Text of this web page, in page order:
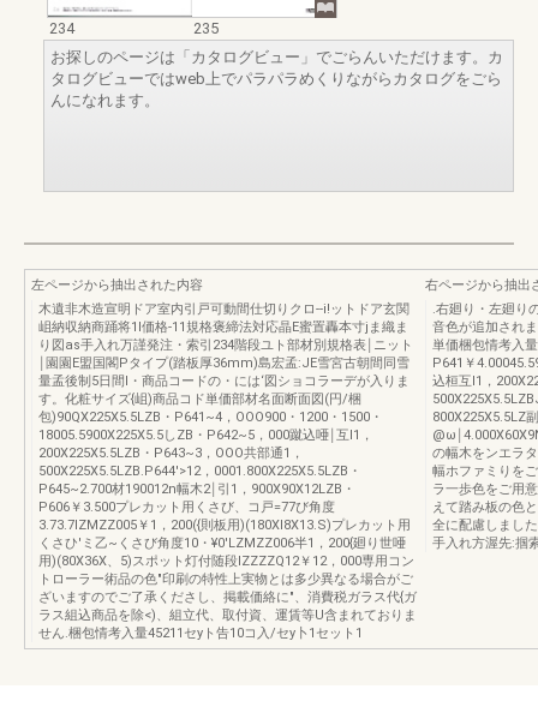
234
235
お探しのページは「カタログビュー」でごらんいただけます。カ
タログビューではweb上でパラパラめくりながらカタログをごら
んになれます。
左ページから抽出された内容
木遺非木造宣明ドア室内引戸可動間仕切りクロ--i!ットドア玄関
岨納収納商踊将1I価格-11規格褒締法対応晶E蜜置轟本寸jま織ま
り図as手入れ万謹発注・索引234階段ユト部材別規格表￨ニット
￨園園E盟国閣Pタイプ(踏板厚36mm)島宏孟:JE雪宮古朝間同雪
量孟後制5日間l・商品コードの・には‘図ショコラーデが入りま
す。化粧サイズ{岨)商品コド単価部材名面断面図(円/梱
包)90QX225X5.5LZB・P641~4，OOO900・1200・1500・
18005.5900X225X5.5しZB・P642~5，000蹴込唖￨互l1，
200X225X5.5LZB・P643~3，OOO共部通1，
500X225X5.5LZB.P644'>12，0001.800X225X5.5LZB・
P645~2.700材190012n幅木2￨引1，900X90X12LZB・
P606￥3.500プレカット用くさび、コ戸=77び角度
3.73.7lZMZZ005￥1，200({則板用)(180XI8X13.S)プレカット用
くさひ'ミ乙~くさび角度10・¥0'LZMZZ006半1，200{廻り世唖
用)(80X36X、5)スポット灯付随段lZZZZQ12￥12，000専用コン
トローラー術品の色"印刷の特性上実物とは多少異なる場合がご
ざいますのでご了承くださし、掲載価絡に"、消費税ガラス代{ガ
ラス組込商品を除<)、組立代、取付資、運賃等U含まれておりま
せん.梱包情考入量45211セyト告10コ入/セy卜1セット1
右ページから抽出
.右廻り・左廻り
音色が追加され
単価梱包情考入
P641￥
込桓互l1，
800X225X5.5LZ
@ω￨
の幅木をンエラ
幅ホファミりを
ラ一歩色をご用
えて踏み板の色
全に配慮しまし
手入れ方渥先:掴